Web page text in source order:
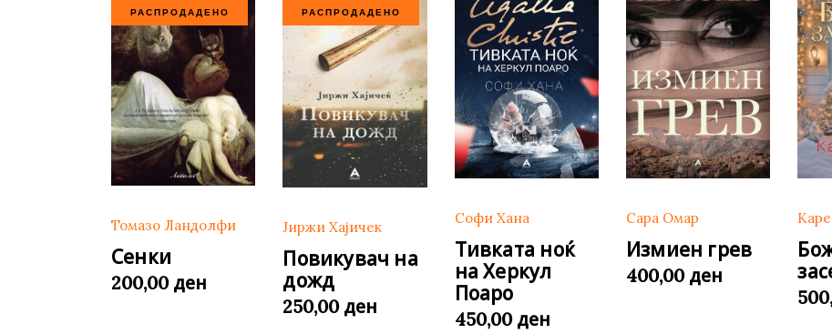
РАСПРОДАДЕНО
Томазо Ландолфи
Сенки
200,00 ден
РАСПРОДАДЕНО
Јиржи Хајичек
Повикувач на
дожд
250,00 ден
Софи Хана
Тивката ноќ
на Херкул
Поаро
450,00 ден
Сара Омар
Измиен грев
400,00 ден